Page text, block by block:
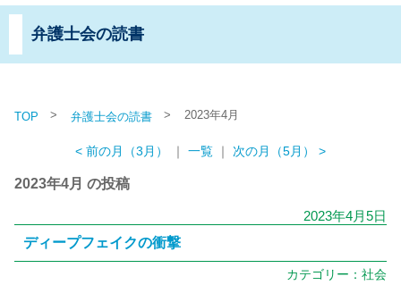
弁護士会の読書
TOP > 弁護士会の読書 > 2023年4月
< 前の月（3月） ｜ 一覧 ｜ 次の月（5月） >
2023年4月 の投稿
2023年4月5日
ディープフェイクの衝撃
カテゴリー： 社会